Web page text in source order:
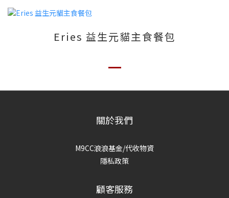
Eries 益生元貓主食餐包
關於我們
M9CC浪浪基金/代收物資
隱私政策
顧客服務